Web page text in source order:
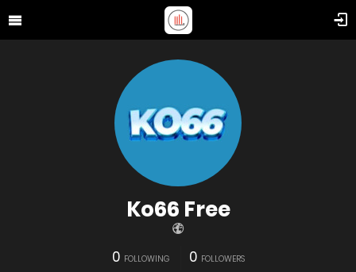
Ko66 Free
0 FOLLOWING 0 FOLLOWERS